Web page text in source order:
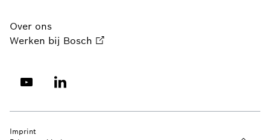
Over ons
Werken bij Bosch
Imprint